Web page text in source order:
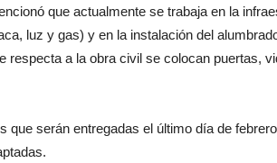
que actualmente se trabaja en la
luz y gas) y en la instalación del
respecta a la obra civil se colocan puertas,
que serán entregadas el último día de